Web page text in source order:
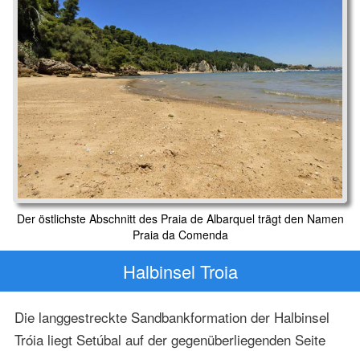
Der östlichste Abschnitt des Praia de Albarquel trägt den Namen
Praia da Comenda
Halbinsel Troia
Die langgestreckte Sandbankformation der Halbinsel
Tróia liegt Setúbal auf der gegenüberliegenden Seite